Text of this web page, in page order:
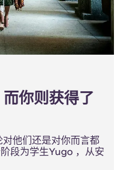
你则获得了
他们还是对你而言都
段为学生Yugo ，从安